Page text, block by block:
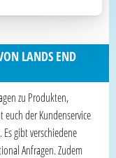
LANDS END
zu Produkten,
euch der Kundenservice
gibt verschiedene
Anfragen. Zudem